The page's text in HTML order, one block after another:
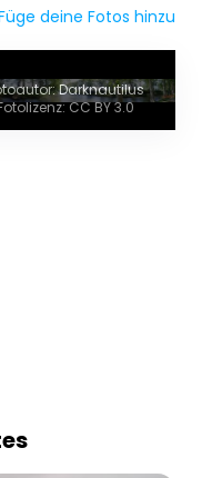
deine Fotos hinzu
Darknautilus
CC BY 3.0